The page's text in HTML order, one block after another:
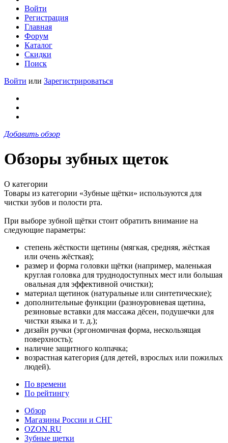
Войти
Регистрация
Главная
Форум
Каталог
Скидки
Поиск
Войти или Зарегистрироваться
Добавить обзор
Обзоры зубных щеток
О категории
Товары из категории «Зубные щётки» используются для
чистки зубов и полости рта.
При выборе зубной щётки стоит обратить внимание на
следующие параметры:
степень жёсткости щетины (мягкая, средняя, жёсткая
или очень жёсткая);
размер и форма головки щётки (например, маленькая
круглая головка для труднодоступных мест или большая
овальная для эффективной очистки);
материал щетинок (натуральные или синтетические);
дополнительные функции (разноуровневая щетина,
резиновые вставки для массажа дёсен, подушечки для
чистки языка и т. д.);
дизайн ручки (эргономичная форма, нескользящая
поверхность);
наличие защитного колпачка;
возрастная категория (для детей, взрослых или пожилых
людей).
По времени
По рейтингу
Обзор
Магазины России и СНГ
OZON.RU
Зубные щетки